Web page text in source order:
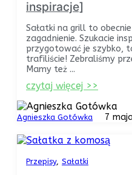
inspiracje]
Sałatki na grill to
zagadnienie. Szukacie
przygotować je szybko,
trafiliście! Zebraliśmy
Mamy też ...
czytaj więcej >>
Agnieszka Gotówka 7
Przepisy Sałatki